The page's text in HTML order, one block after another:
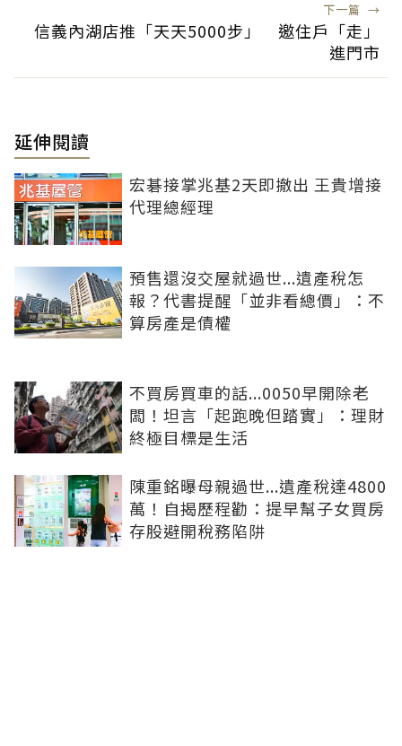
下一篇 →
信義內湖店推「天天5000步」 邀住戶「走」
進門市
延伸閱讀
宏碁接掌兆基2天即撤出 王貴增接
代理總經理
預售還沒交屋就過世...遺產稅怎
報？代書提醒「並非看總價」：不
算房產是債權
不買房買車的話...0050早開除老
闆！坦言「起跑晚但踏實」：理財
終極目標是生活
陳重銘曝母親過世...遺產稅達4800
萬！自揭歷程勸：提早幫子女買房
存股避開稅務陷阱